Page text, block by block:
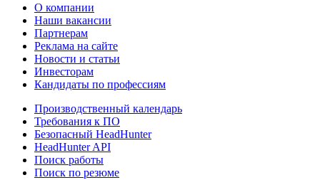
О компании
Наши вакансии
Партнерам
Реклама на сайте
Новости и статьи
Инвесторам
Кандидаты по профессиям
Производственный календарь
Требования к ПО
Безопасный HeadHunter
HeadHunter API
Поиск работы
Поиск по резюме